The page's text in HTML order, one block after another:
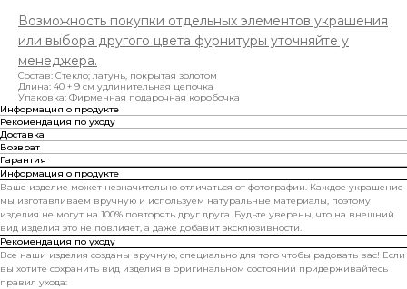
Возможность покупки отдельных элементов украшения
или выбора другого цвета фурнитуры уточняйте у
менеджера.
Состав: Стекло; латунь, покрытая золотом
Длина: 40 + 9 см удлинительная цепочка
Упаковка: Фирменная подарочная коробочка
Информация о продукте
Рекомендация по уходу
Доставка
Возврат
Гарантия
Информация о продукте
Ваше изделие может незначительно отличаться от фотографии. Каждое украшение
мы изготавливаем вручную и используем натуральные материалы, поэтому
изделия не могут на 100% повторять друг друга. Будьте уверены, что на внешний
вид изделия это не повлияет, а даже добавит эксклюзивности.
Рекомендация по уходу
Все наши изделия созданы вручную, специально для того чтобы радовать вас! Если
вы хотите сохранить вид изделия в оригинальном состоянии придерживайтесь
правил ухода: